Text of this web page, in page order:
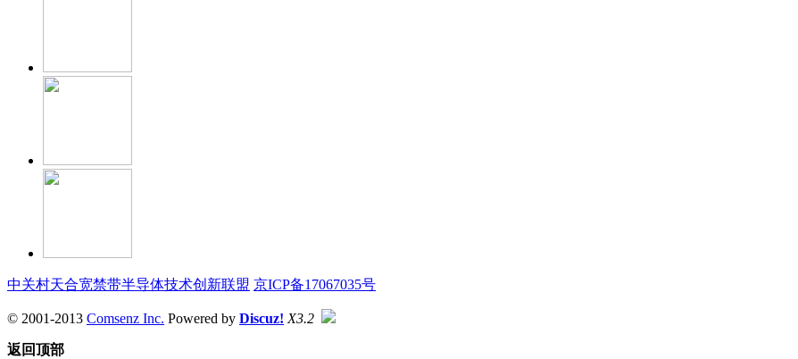
中关村天合宽禁带半导体技术创新联盟 京ICP备17067035号
© 2001-2013 Comsenz Inc. Powered by Discuz! X3.2
返回顶部